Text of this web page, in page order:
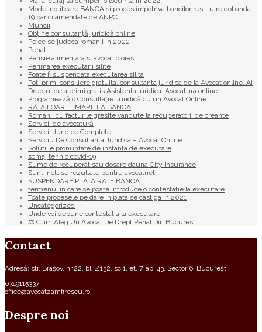
Model notificare BANCA si proces impotriva bancilor restituire dobanda
19 banci amendate de ANPC
Muncii
Obține consultanță juridică online
Pe ce se judeca romanii in 2022
Penal
Pensie alimentara si avocat ploiesti
Perimarea executarii silite
Poate fi suspendata executarea silita
Poti primi consiliere gratuita, consultanta juridica de la Avocat online. Ai
Dreptul de a primi gratis Asistenta juridica. Avocatura online.
Programează o Consultație Juridică cu un Avocat Online
RATA FOARTE MARE LA BANCA
Romanii cu facturile gresite vandute la recuperatorii de creante
Servicii de avocatură
Servicii Juridice Complete
Serviciu De Consultanta Juridica – Avocat Online
Solutiile pronuntate de instanta de executare
somaj tehnic covid-19
Sume de recuperat sau dosare dauna City Insurance
Sunt incluse rezultate pentru avocatnet
SUSPENDARE PLATA RATE BANCA
termenul in care se poate introduce o contestatie la executare
Toate procesele pe dare in plata se castiga in 2021
Uncategorized
Unde voi depune contestatia la executare
⚖ Cum Aleg Un Avocat De Drept Penal Din Bucuresti
Contact
Adresă: str. Brașov, nr.22, bl. Z132, sc.1, et. 7, ap. 43, Sector 6, București
0749115337
office@avocatzamfirescu.ro
Despre noi